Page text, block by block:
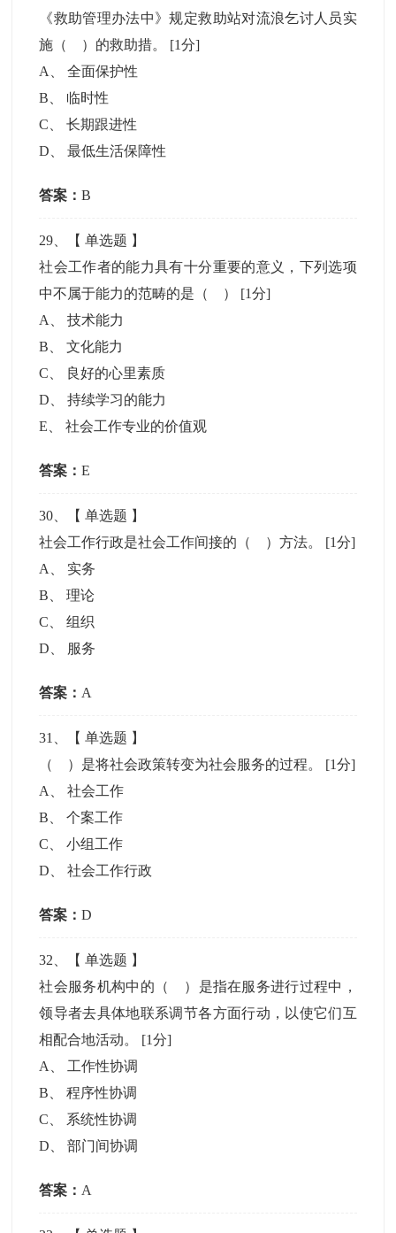
《救助管理办法中》规定救助站对流浪乞讨人员实
施（ ）的救助措。 [1分]
A
、全面保护性
B
临时性
C 、长期跟进性
D 、最低生活保障性
答案：B
29 、【单选题 】
社会工作者的能力具有十分重要的意义，下列选项
中不属于能力的范畴的是（ ） [1分]
A
、技术能力
B 、文化能力
C
良好的心里素质
D 、持续学习的能力
E 、社会工作专业的价值观
答案：E
30 、【单选题 】
社会工作行政是社会工作间接的（ ）方法。 [1分]
A
实务
B 、理论
C 、组织
D
服务
答案： A
31 、【单选题 】
（ ）是将社会政策转变为社会服务的过程。 [1分]
A
、社会工作
B 、个案工作
C 、小组工作
D 、社会工作行政
答案：D
32 、【单选题 】
社会服务机构中的（ ）是指在服务进行过程中，
领导者去具体地联系调节各方面行动，以使它们互
相配合地活动。 [1分]
A
工作性协调
B 、程序性协调
C
系统性协调
D 、部门间协调
答案： A